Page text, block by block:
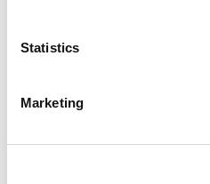
Statistics
Marketing